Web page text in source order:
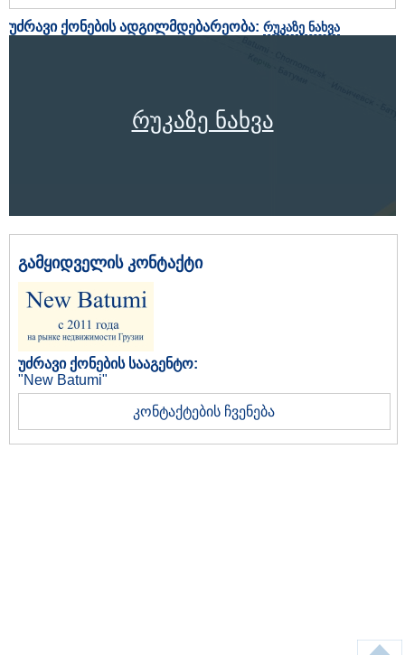
უძრავი ქონების ადგილმდებარეობა: რუკაზე ნახვა
რუკაზე ნახვა
გამყიდველის კონტაქტი
უძრავი ქონების სააგენტო:
"New Batumi"
კონტაქტების ჩვენება